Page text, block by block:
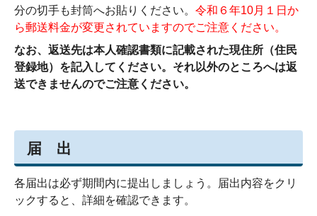
分の切手も封筒へお貼りください。 令和６年10月１日か
ら郵送料金が変更されていますのでご注意ください。
なお、返送先は本人確認書類に記載された現住所（住民
登録地）を記入してください。それ以外のところへは返
送できませんのでご注意ください。
届 出
各届出は必ず期間内に提出しましょう。届出内容をクリ
ックすると、詳細を確認できます。